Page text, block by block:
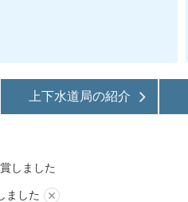
上下水道局の紹介
しました
ました